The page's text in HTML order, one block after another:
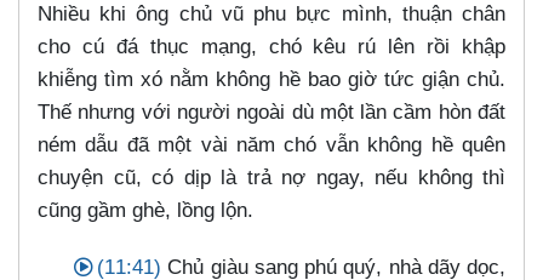
Nhiều khi ông chủ vũ phu bực mình, thuận chân
cho cú đá thục mạng, chó kêu rú lên rồi khập
khiễng tìm xó nằm không hề bao giờ tức giận chủ.
Thế nhưng với người ngoài dù một lần cầm hòn đất
ném dẫu đã một vài năm chó vẫn không hề quên
chuyện cũ, có dịp là trả nợ ngay, nếu không thì
cũng gầm ghè, lồng lộn.
(11:41) Chủ giàu sang phú quý, nhà dãy dọc,